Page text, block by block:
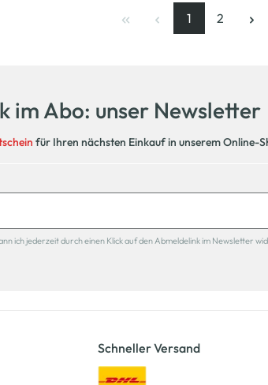
Seite
1
, aktuelle Seite
Seite
2
im Abo: unser Newsletter
für Ihren nächsten Einkauf in unserem Online-
ich jederzeit durch einen Klick auf den Abmeldelink im Newsletter
Schneller Versand